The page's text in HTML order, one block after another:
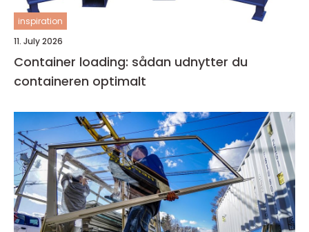
inspiration
11. July 2026
Container loading: sådan udnytter du
containeren optimalt